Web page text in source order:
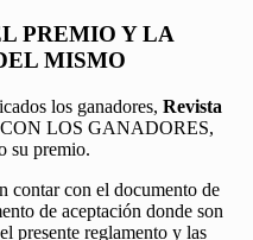
PREMIO Y LA
MISMO
los ganadores, Revista
LOS GANADORES,
su premio.
contar con el documento de
de aceptación donde son
presente reglamento y las